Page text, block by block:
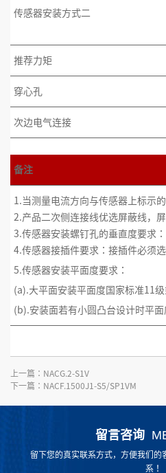
传感器安装方式二
推荐力矩
穿心孔
次边电气连接
备注
1.当测量电流方向与传感器上标示
2.产品二次侧连接线优选屏蔽线，
3.传感器安装螺钉孔的垂直度要求
4.传感器接插件要求：接插件必须
5.传感器安装平面度要求：
(a).大平面安装平面度国家标准11
(b).安装面若有小圆凸台设计时平
上一篇： NACG.2-S1V
下一篇： NACF.1500J1-S5/SP1VM
留言咨询
留下您的真实联系方式，方便我们的
系！